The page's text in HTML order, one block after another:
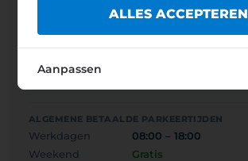
Autobus/camper
1 000 HUF
ALGEMENE BETAALDE PARKEERTIJDEN
Werkdagen
08:00 – 18:00
Weekend
Gratis
ALLES ACCEPTEREN
Aanpassen